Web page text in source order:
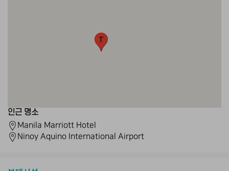
T
인근 명소
Manila Marriott Hotel
Ninoy Aquino International Airport